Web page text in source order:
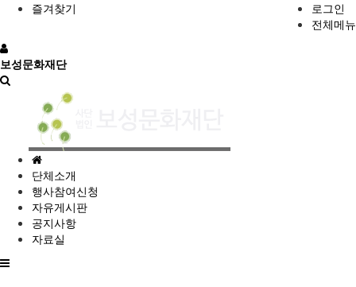
즐겨찾기
로그인
전체메뉴
보성문화재단
홈
으
로
단체소개
행사참여신청
자유게시판
공지사항
자료실